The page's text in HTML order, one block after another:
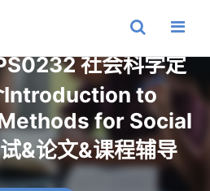
社会科学定
Introduction to
for Social
&论文&课程辅导